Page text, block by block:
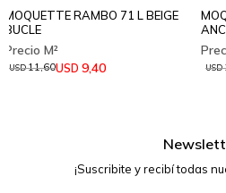
MOQUETTE RAMBO 71 L BEIGE
BUCLE
USD 9,40
USD11,60 USD
¡Suscribite y recibí todas